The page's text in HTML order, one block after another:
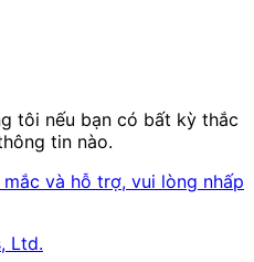
tôi nếu bạn có bất kỳ thắc
tin nào.
và hỗ trợ, vui lòng nhấp
Ltd.